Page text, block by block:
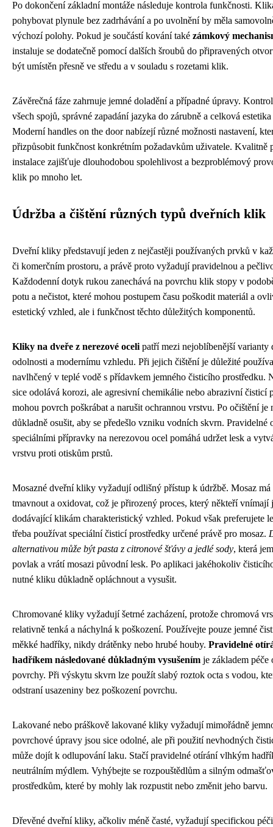
Po dokončení základní montáže následuje kontrola funkčnosti.
pohybovat plynule bez zadrhávání a po uvolnění by měla
výchozí polohy. Pokud je součástí kování také zámkový
instaluje se dodatečně pomocí dalších šroubů do připravených
být umístěn přesně ve středu a v souladu s rozetami klik.
Závěrečná fáze zahrnuje jemné doladění a případné úpravy.
všech spojů, správné zapadání jazyka do zárubně a celková
Moderní handles on the door nabízejí různé možnosti nastavení,
přizpůsobit funkčnost konkrétním požadavkům uživatele. Kvalitně
instalace zajišťuje dlouhodobou spolehlivost a bezproblémový
klik po mnoho let.
Údržba a čištění různých typů dveřních klik
Dveřní kliky představují jeden z nejčastěji používaných prvků v
či komerčním prostoru, a právě proto vyžadují pravidelnou a
Každodenní dotyk rukou zanechává na povrchu klik stopy v
potu a nečistot, které mohou postupem času poškodit materiál a
estetický vzhled, ale i funkčnost těchto důležitých komponentů.
Kliky na dveře z nerezové oceli patří mezi nejoblíbenější varianty
odolnosti a modernímu vzhledu. Při jejich čištění je důležité
navlhčený v teplé vodě s přídavkem jemného čisticího prostředku.
sice odolává korozi, ale agresivní chemikálie nebo abrazivní čisticí
mohou povrch poškrábat a narušit ochrannou vrstvu. Po očištění je
důkladně osušit, aby se předešlo vzniku vodních skvrn. Pravidelné
speciálními přípravky na nerezovou ocel pomáhá udržet lesk a
vrstvu proti otiskům prstů.
Mosazné dveřní kliky vyžadují odlišný přístup k údržbě. Mosaz má
tmavnout a oxidovat, což je přirozený proces, který někteří vnímají
dodávající klikám charakteristický vzhled. Pokud však preferujete
třeba používat speciální čisticí prostředky určené právě pro mosaz.
alternativou může být pasta z citronové šťávy a jedlé sody, která
povlak a vrátí mosazi původní lesk. Po aplikaci jakéhokoliv
nutné kliku důkladně opláchnout a vysušit.
Chromované kliky vyžadují šetrné zacházení, protože chromová
relativně tenká a náchylná k poškození. Používejte pouze jemné
měkké hadříky, nikdy drátěnky nebo hrubé houby. Pravidelné
hadříkem následované důkladným vysušením je základem péče
povrchy. Při výskytu skvrn lze použít slabý roztok octa s vodou,
odstraní usazeniny bez poškození povrchu.
Lakované nebo práškově lakované kliky vyžadují mimořádně
povrchové úpravy jsou sice odolné, ale při použití nevhodných
může dojít k odlupování laku. Stačí pravidelné otírání vlhkým
neutrálním mýdlem. Vyhýbejte se rozpouštědlům a silným
prostředkům, které by mohly lak rozpustit nebo změnit jeho barvu.
Dřevěné dveřní kliky, ačkoliv méně časté, vyžadují specifickou